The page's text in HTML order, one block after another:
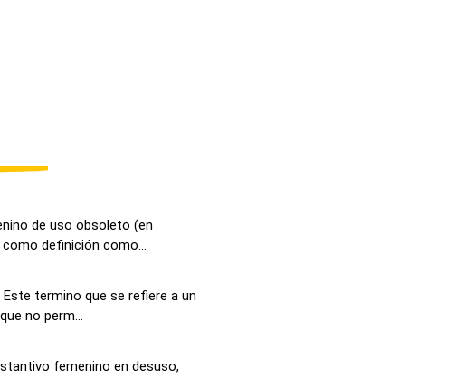
de uso obsoleto (en
definición como...
termino que se refiere a un
no perm...
femenino en desuso,